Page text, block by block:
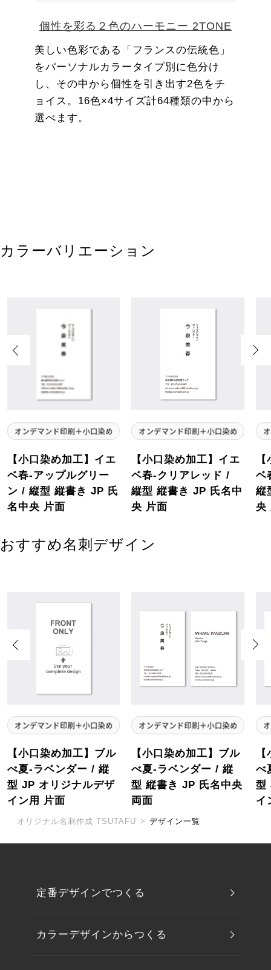
個性を彩る２色のハーモニー 2TONE
美しい色彩である「フランスの伝統色」
をパーソナルカラータイプ別に色分け
し、その中から個性を引き出す2色をチ
ョイス。16色×4サイズ計64種類の中から
選べます。
カラーバリエーション
【小口染め加工】イエ
ベ春-アップルグリー
ン / 縦型 縦書き JP 氏
名中央 片面
【小口染め加工】イエ
ベ春-クリアレッド /
縦型 縦書き JP 氏名中
央 片面
ベ
縦
央
Previous
おすすめ名刺デザイン
【小口染め加工】ブル
べ夏-ラベンダー / 縦
型 JP オリジナルデザ
イン用 片面
【小口染め加工】ブル
べ夏-ラベンダー / 縦
型 縦書き JP 氏名中央
両面
べ
型
イ
Previous
オリジナル名刺作成 TSUTAFU > デザイン一覧
定番デザインでつくる
カラーデザインからつくる